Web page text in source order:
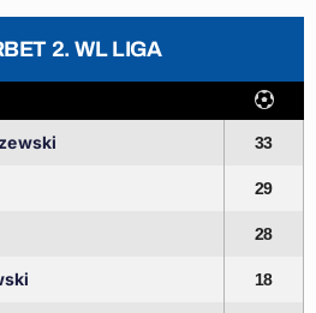
2. WL LIGA
33
29
28
18